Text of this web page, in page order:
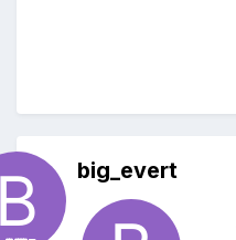
big_evert